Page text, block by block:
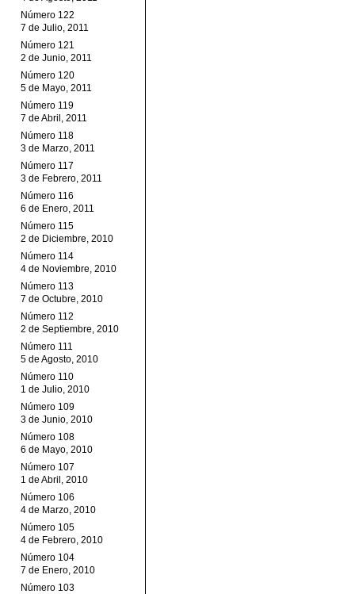
Número 122
7 de Julio, 2011
Número 121
2 de Junio, 2011
Número 120
5 de Mayo, 2011
Número 119
7 de Abril, 2011
Número 118
3 de Marzo, 2011
Número 117
3 de Febrero, 2011
Número 116
6 de Enero, 2011
Número 115
2 de Diciembre, 2010
Número 114
4 de Noviembre, 2010
Número 113
7 de Octubre, 2010
Número 112
2 de Septiembre, 2010
Número 111
5 de Agosto, 2010
Número 110
1 de Julio, 2010
Número 109
3 de Junio, 2010
Número 108
6 de Mayo, 2010
Número 107
1 de Abril, 2010
Número 106
4 de Marzo, 2010
Número 105
4 de Febrero, 2010
Número 104
7 de Enero, 2010
Número 103